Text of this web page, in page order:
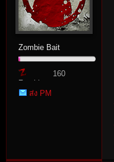
Zombie Bait
Zombie
Point
160
ส่ง PM